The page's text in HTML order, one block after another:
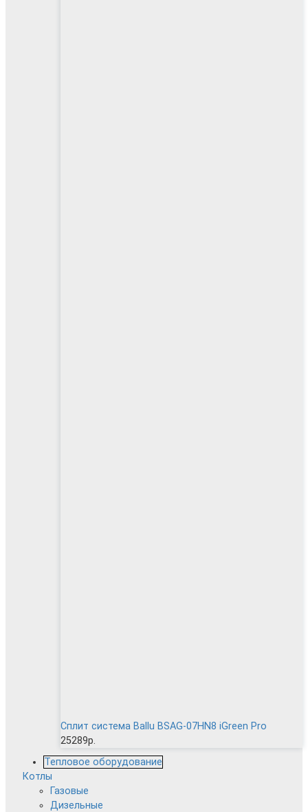
Сплит система Ballu BSAG-07HN8 iGreen Pro
25289р.
Тепловое оборудование
Котлы
Газовые
Дизельные